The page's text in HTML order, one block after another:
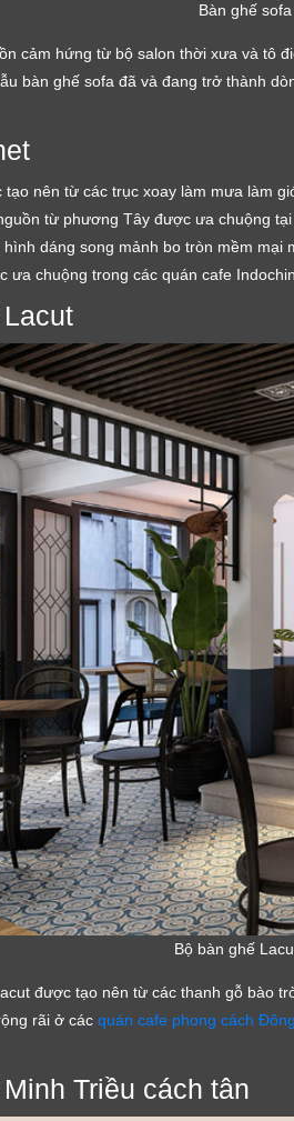
Bàn ghế
cảm hứng từ bộ salon thời xưa và tô
bàn ghế sofa đã và đang trở thành
tạo nên từ các trục xoay làm mưa làm
từ phương Tây được ưa chuộng
hình dáng song mảnh bo tròn mềm
ưa chuộng trong các quán cafe
Bộ bàn ghế
được tạo nên từ các thanh gỗ bào
rãi ở các quán cafe phong cách
Triều cách tân
Cảm
Chúng tôi